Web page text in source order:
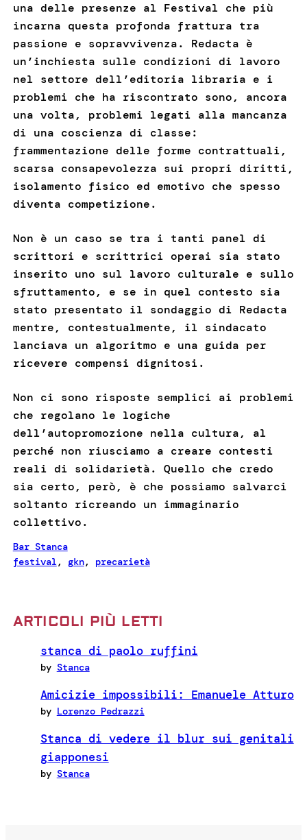
una delle presenze al Festival che più
incarna questa profonda frattura tra
passione e sopravvivenza. Redacta è
un’inchiesta sulle condizioni di lavoro
nel settore dell’editoria libraria e i
problemi che ha riscontrato sono, ancora
una volta, problemi legati alla mancanza
di una coscienza di classe:
frammentazione delle forme contrattuali,
scarsa consapevolezza sui propri diritti,
isolamento fisico ed emotivo che spesso
diventa competizione.
Non è un caso se tra i tanti panel di
scrittori e scrittrici operai sia stato
inserito uno sul lavoro culturale e sullo
sfruttamento, e se in quel contesto sia
stato presentato il sondaggio di Redacta
mentre, contestualmente, il sindacato
lanciava un algoritmo e una guida per
ricevere compensi dignitosi.
Non ci sono risposte semplici ai problemi
che regolano le logiche
dell’autopromozione nella cultura, al
perché non riusciamo a creare contesti
reali di solidarietà. Quello che credo
sia certo, però, è che possiamo salvarci
soltanto ricreando un immaginario
collettivo.
Bar Stanca
festival, gkn, precarietà
ARTICOLI PIÙ LETTI
stanca di paolo ruffini
by Stanca
Amicizie impossibili: Emanuele Atturo
by Lorenzo Pedrazzi
Stanca di vedere il blur sui genitali
giapponesi
by Stanca